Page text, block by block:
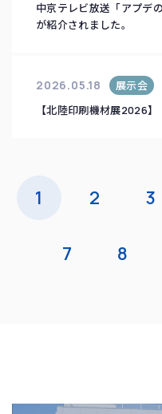
中京テレビ放送「アプデ
が紹介されました。
2026.05.18
展示会
【北陸印刷機材展
1 2 3
7 8